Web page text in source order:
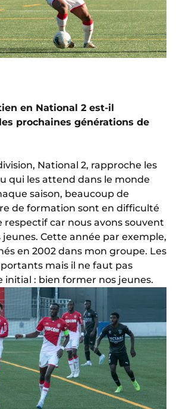
en National 2 est-il
prochaines générations de
National 2, rapproche les
qui les attend dans le monde
saison, beaucoup de
de formation sont en difficulté
respectif car nous avons souvent
Cette année par exemple,
en 2002 dans mon groupe. Les
mais il ne faut pas
initial : bien former nos jeunes.